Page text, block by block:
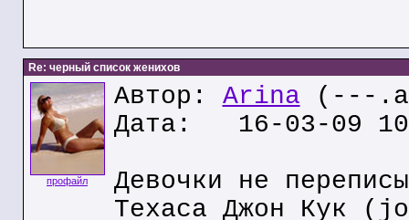
Re: черный список женихов
профайл
Автор: Arina (---
Дата: 16-03-09
Девочки не
Техаса Джон Кук